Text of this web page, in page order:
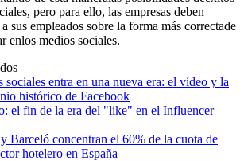
pero para ello, las empresas deben
sus empleados sobre la forma más correctade
enlos medios sociales.
sociales entra en una nueva era: el vídeo y la
histórico de Facebook
el fin de la era del "like" en el Influencer
Barceló concentran el 60% de la cuota de
hotelero en España